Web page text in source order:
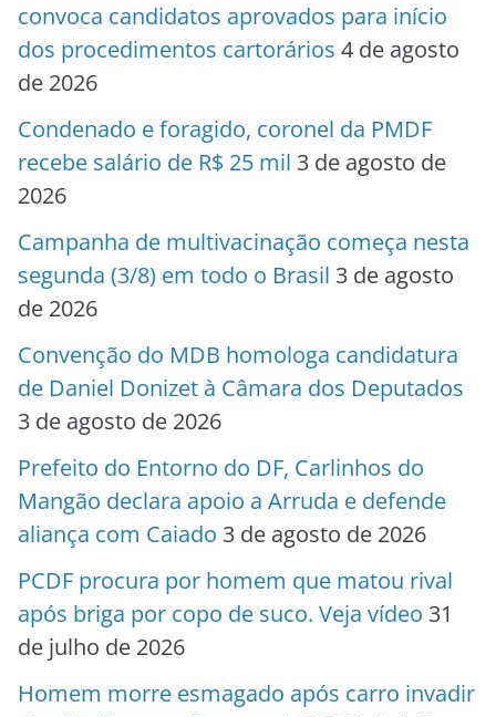
convoca candidatos aprovados para início
dos procedimentos cartorários 4 de agosto
de 2026
Condenado e foragido, coronel da PMDF
recebe salário de R$ 25 mil 3 de agosto de
2026
Campanha de multivacinação começa nesta
segunda (3/8) em todo o Brasil 3 de agosto
de 2026
Convenção do MDB homologa candidatura
de Daniel Donizet à Câmara dos Deputados
3 de agosto de 2026
Prefeito do Entorno do DF, Carlinhos do
Mangão declara apoio a Arruda e defende
aliança com Caiado 3 de agosto de 2026
PCDF procura por homem que matou rival
após briga por copo de suco. Veja vídeo 31
de julho de 2026
Homem morre esmagado após carro invadir